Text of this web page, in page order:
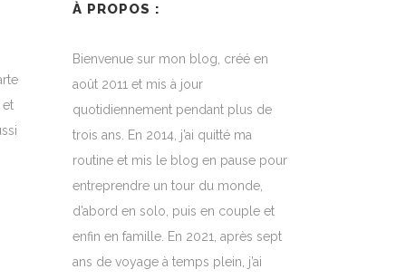
et
À PROPOS :
Bienvenue sur mon blog, créé en
août 2011 et mis à jour
quotidiennement pendant plus de
trois ans. En 2014, j’ai quitté ma
routine et mis le blog en pause pour
entreprendre un tour du monde,
d’abord en solo, puis en couple et
enfin en famille. En 2021, après sept
ans de voyage à temps plein, j’ai